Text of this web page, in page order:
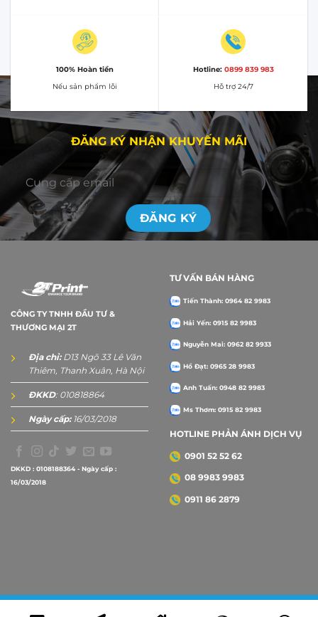
100% Hoàn tiền
Nếu sản phẩm lỗi
Hotline: 0899 839 983
Hỗ trợ 24/7
ĐĂNG KÝ NHẬN KHUYẾN MÃI
CÔNG TY TNHH ĐẦU TƯ &
THƯƠNG MẠI 2T
Địa chỉ:D13 Ngõ 33 Lê Văn
Thiêm, Thanh Xuân, Hà Nội
ĐKKD: 010818864
Ngày cấp:16/03/2018
DKKD : 0108188364 - Ngày cấp :
16/03/2018
TƯ VẤN BÁN HÀNG
Tiến Thành: 0964 82 9983
Hải Yến: 0915 82 9983
Nguyễn Mai: 0962 82 9933
Hồ Đạt: 0965 28 9983
Anh Tuấn: 0948 82 9983
Ms Thơm: 0915 82 9983
HOTLINE PHẢN ÁNH DỊCH VỤ
0901 52 52 62
08 9983 9983
0911 86 2879